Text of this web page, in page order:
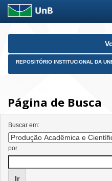
Skip
REPOSITÓRIO INSTITUCIONAL DA
Página de Busca
Buscar em:
por